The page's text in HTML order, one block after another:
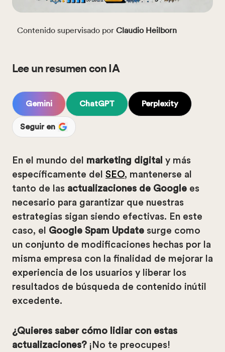
Contenido supervisado por Claudio Heilborn
Lee un resumen con IA
Gemini ChatGPT Perplexity
Seguir en
En el mundo del marketing digital y más
específicamente del SEO, mantenerse al
tanto de las actualizaciones de Google es
necesario para garantizar que nuestras
estrategias sigan siendo efectivas. En este
caso, el Google Spam Update surge como
un conjunto de modificaciones hechas por la
misma empresa con la finalidad de mejorar la
experiencia de los usuarios y liberar los
resultados de búsqueda de contenido inútil
excedente.
¿Quieres saber cómo lidiar con estas
actualizaciones? ¡No te preocupes!